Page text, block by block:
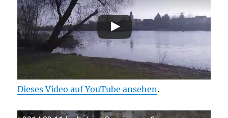
Dieses Video auf YouTube ansehen.